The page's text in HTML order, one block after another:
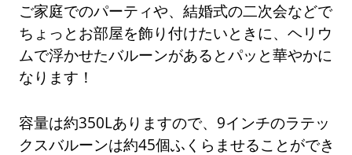
ご家庭でのパーティや、結婚式の二次会などで
ちょっとお部屋を飾り付けたいときに、ヘリウ
ムで浮かせたバルーンがあるとパッと華やかに
なります！
容量は約350Lありますので、9インチのラテッ
クスバルーンは約45個ふくらませることができ